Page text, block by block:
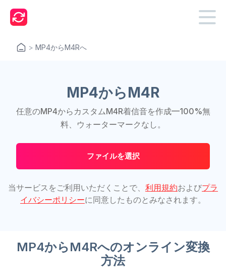
> MP4からM4Rへ
MP4からM4R
任意のMP4からカスタムM4R着信音を作成—100%無
料、ウォーターマークなし。
ファイルを選択
当サービスをご利用いただくことで、 利用規約およびプラ
イバシーポリシーに同意したものとみなされます。
MP4からM4Rへのオンライン変換
方法